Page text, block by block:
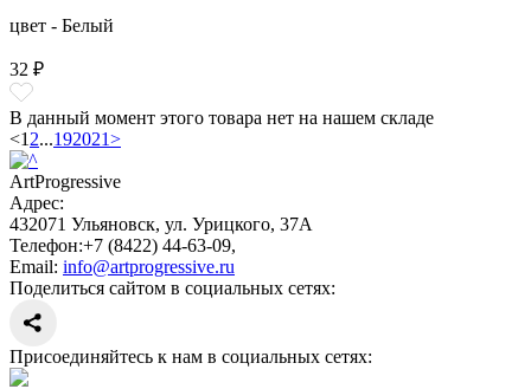
цвет - Белый
32 ₽
В данный момент этого товара нет на нашем складе
<1 2...192021>
ArtProgressive
Адрес:
432071 Ульяновск, ул. Урицкого, 37А
Телефон:+7 (8422) 44-63-09,
Email: info@artprogressive.ru
Поделиться сайтом в социальных сетях:
Присоединяйтесь к нам в социальных сетях: